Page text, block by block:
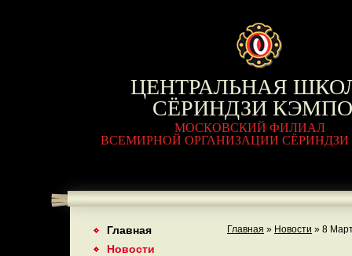
ЦЕНТРАЛЬНАЯ
СЁРИНДЗИ КЭМПО
МОСКОВСКИЙ ФИЛИАЛ
ВСЕМИРНОЙ ОРГАНИЗАЦИИ
Главная
Новости
Главная » Новости » 8